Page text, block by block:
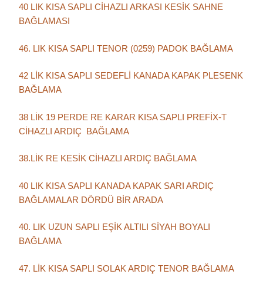
40 LIK KISA SAPLI CİHAZLI ARKASI KESİK SAHNE
BAĞLAMASI
46. LIK KISA SAPLI TENOR (0259) PADOK BAĞLAMA
42 LİK KISA SAPLI SEDEFLİ KANADA KAPAK PLESENK
BAĞLAMA
38 LİK 19 PERDE RE KARAR KISA SAPLI PREFİX-T
CİHAZLI ARDIÇ BAĞLAMA
38.LİK RE KESİK CİHAZLI ARDIÇ BAĞLAMA
40 LIK KISA SAPLI KANADA KAPAK SARI ARDIÇ
BAĞLAMALAR DÖRDÜ BİR ARADA
40. LIK UZUN SAPLI EŞİK ALTILI SİYAH BOYALI
BAĞLAMA
47. LİK KISA SAPLI SOLAK ARDIÇ TENOR BAĞLAMA